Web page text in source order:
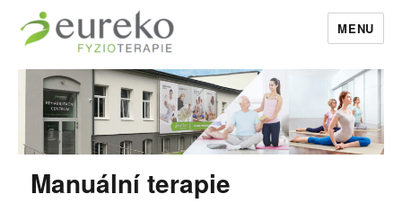
EurekoFyzio
MENU
Manuální terapie